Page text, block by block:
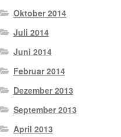
Oktober 2014
Juli 2014
Juni 2014
Februar 2014
Dezember 2013
September 2013
April 2013